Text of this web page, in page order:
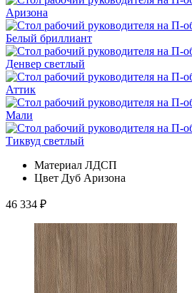
Материал ЛДСП
Цвет Дуб Аризона
46 334 ₽